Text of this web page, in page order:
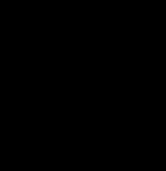
o habitual.
rebentação regular.
induziu
e diminui o
o consequente
as temperaturas
médias elevadas